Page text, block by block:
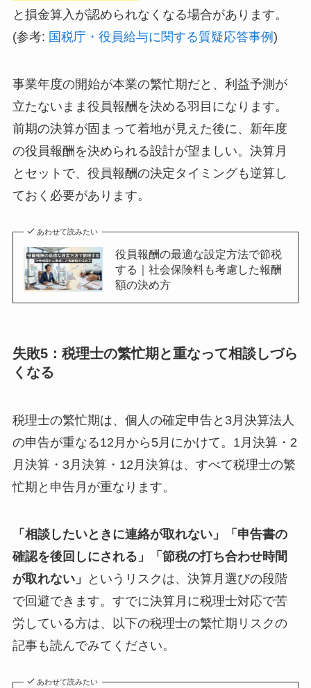
と損金算入が認められなくなる場合があります。
(参考: 国税庁・役員給与に関する質疑応答事例 )
事業年度の開始が本業の繁忙期だと、利益予測が
立たないまま役員報酬を決める羽目になります。
前期の決算が固まって着地が見えた後に、新年度
の役員報酬を決められる設計が望ましい。決算月
とセットで、役員報酬の決定タイミングも逆算し
ておく必要があります。
あわせて読みたい
役員報酬の最適な設定方法で節税
する｜社会保険料も考慮した報酬
額の決め方
失敗5：税理士の繁忙期と重なって相談しづら
くなる
税理士の繁忙期は、個人の確定申告と3月決算法人
の申告が重なる12月から5月にかけて。1月決算・2
月決算・3月決算・12月決算は、すべて税理士の繁
忙期と申告月が重なります。
「相談したいときに連絡が取れない」「申告書の
確認を後回しにされる」「節税の打ち合わせ時間
が取れない」
というリスクは、決算月選びの段階
で回避できます。すでに決算月に税理士対応で苦
労している方は、以下の税理士の繁忙期リスクの
記事も読んでみてください。
あわせて読みたい